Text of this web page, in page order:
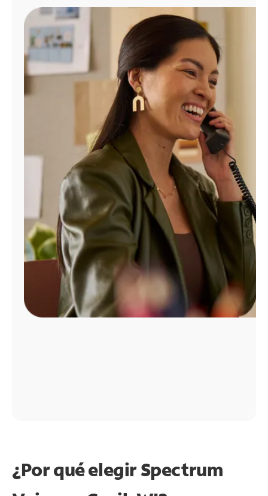
Administrar
cuenta
Encuentra
tienda
¿Por qué elegir Spectrum